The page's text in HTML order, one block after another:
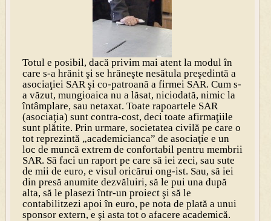
Totul e posibil, dacă privim mai atent la modul în
care s-a hrănit şi se hrăneşte nesătula preşedintă a
asociaţiei SAR şi co-patroană a firmei SAR. Cum s-
a văzut, mungioaica nu a lăsat, niciodată, nimic la
întâmplare, sau netaxat. Toate rapoartele SAR
(asociaţia) sunt contra-cost, deci toate afirmaţiile
sunt plătite. Prin urmare, societatea civilă pe care o
tot reprezintă „academicianca” de asociaţie e un
loc de muncă extrem de confortabil pentru membrii
SAR. Să faci un raport pe care să iei zeci, sau sute
de mii de euro, e visul oricărui ong-ist. Sau, să iei
din presă anumite dezvăluiri, să le pui una după
alta, să le plasezi într-un proiect şi să le
contabilitzezi apoi în euro, pe nota de plată a unui
sponsor extern, e şi asta tot o afacere academică.